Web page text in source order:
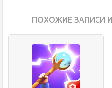
ПОХОЖИЕ ЗАПИСИ